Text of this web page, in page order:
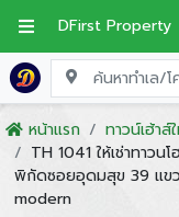
DFirst Property
หน้าแรก ทาวน์เฮ้าส์ใ
TH 1041 ให้เช่าทาว
พิกัดซอยอุดมสุข 39 แขว
modern